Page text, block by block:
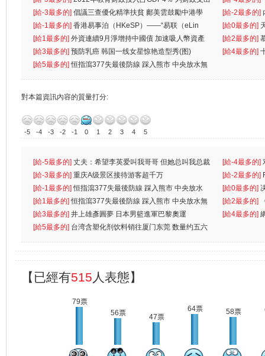
首位
一
[給-3最多的] 倡議三查優化精準扶貧 鄺美雲鼓勵中港學
生
[給-2最多的]
人
[給-1最多的] 香港易事泊（HKeSP）——“易联（eLin
k）”项目
[給0最多的]
[給1最多的] 外資連續9月淨增持中國債 加速吸人幣資產 [給2最多的]
[給3最多的] 预防乳癌 韩国一线女星惊艳造型秀(图) [給4最多的]
[給5最多的]恒指瀉377失最後防線 踩入熊市 中央放水無
對本篇資訊內容的質量打分:
-5 -4 -3 -2 -1 0 1 2 3 4 5
[給-5最多的] 丈夫：希望李英爱叫我哥哥 但她总叫我总裁
先
[給-4最多的]
离
[給-3最多的] 重庆A级景区接待游客超千万 [給-2最多的]
[給-1最多的]恒指瀉377失最後防線 踩入熊市 中央放水
無
[給0最多的]
[給1最多的]恒指瀉377失最後防線 踩入熊市 中央放水無 [給2最多的]
[給3最多的] 井上雄彥圓夢 日本男籃進軍巴黎奧運 [給4最多的]
[給5最多的] 台湾含塑化剂饮料销往厦门东莞 数量约五六
【已經有515 人表態】
79票
56票 47票
64票 58票